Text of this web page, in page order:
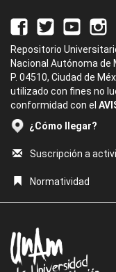
Repositorio
Nacional Autónoma de
P. 04510, Ciudad de
utilizado con fines no
conformidad con el
¿Cómo llegar?
Suscripción a
Normatividad